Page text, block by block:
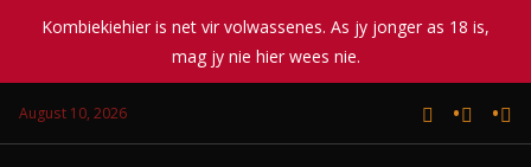
Kombiekiehier is net vir volwassenes. As jy jonger as 18 is,
mag jy nie hier wees nie.
August 10, 2026